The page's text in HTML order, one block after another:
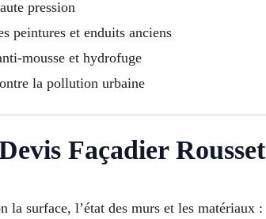
pression
peintures et enduits anciens
mousse et hydrofuge
la pollution urbaine
Façadier Rousset
la surface, l’état des murs et les matériaux :